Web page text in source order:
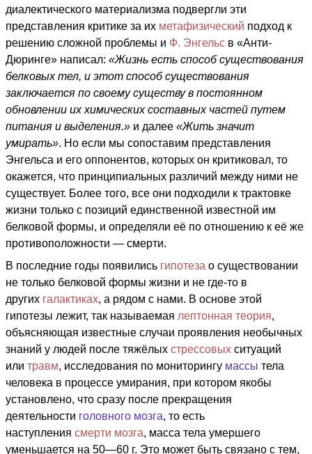
диалектического материализма подвергли эти
представления критике за их метафизический подход к
решению сложной проблемы и Ф. Энгельс в «Анти-
Дюринге» написал: «Жизнь есть способ существования
белковых тел, и этот способ существования
заключается по своему существу в постоянном
обновлении их химических составных частей путем
питания и выделения.» и далее «Жить значит
умирать». Но если мы сопоставим представления
Энгельса и его оппонентов, которых он критиковал, то
окажется, что принципиальных различий между ними не
существует. Более того, все они подходили к трактовке
жизни только с позиций единственной известной им
белковой формы, и определяли её по отношению к её же
противоположности — смерти.
В последние годы появились гипотеза о существовании
не только белковой формы жизни и не где-то в
других галактиках, а рядом с нами. В основе этой
гипотезы лежит, так называемая лептонная теория,
объясняющая известные случаи проявления необычных
знаний у людей после тяжёлых стрессовых ситуаций
или травм, исследования по мониторингу массы тела
человека в процессе умирания, при котором якобы
установлено, что сразу после прекращения
деятельности головного мозга, то есть
наступления смерти мозга, масса тела умершего
уменьшается на 50—60 г. Это может быть связано с тем,